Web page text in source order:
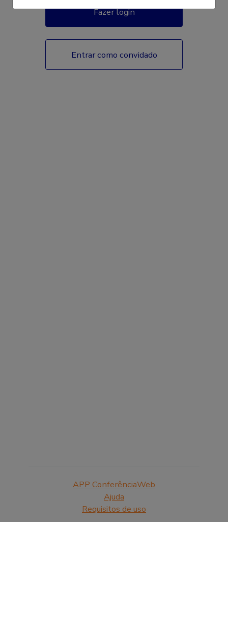
Fazer login
Entrar como convidado
APP ConferênciaWeb
Ajuda
Requisitos de uso